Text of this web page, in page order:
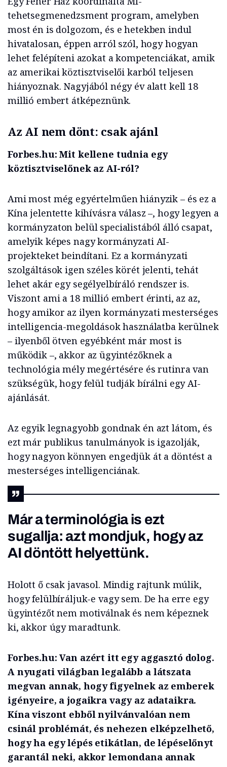
tehetsegmenedzsment program, amelyben
most én is dolgozom, és e hetekben indul
hivatalosan, éppen arról szól, hogy hogyan
lehet felépíteni azokat a kompetenciákat, amik
az amerikai köztisztviselői karból teljesen
hiányoznak. Nagyjából négy év alatt kell 18
millió embert átképeznünk.
Az AI nem dönt: csak ajánl
Forbes.hu: Mit kellene tudnia egy
köztisztviselőnek az AI-ról?
Ami most még egyértelműen hiányzik – és ez a
Kína jelentette kihívásra válasz –, hogy legyen a
kormányzaton belül specialistából álló csapat,
amelyik képes nagy kormányzati AI-
projekteket beindítani. Ez a kormányzati
szolgáltások igen széles körét jelenti, tehát
lehet akár egy segélyelbíráló rendszer is.
Viszont ami a 18 millió embert érinti, az az,
hogy amikor az ilyen kormányzati mesterséges
intelligencia-megoldások használatba kerülnek
– ilyenből ötven egyébként már most is
működik –, akkor az ügyintézőknek a
technológia mély megértésére és rutinra van
szükségük, hogy felül tudják bírálni egy AI-
ajánlását.
Az egyik legnagyobb gondnak én azt látom, és
ezt már publikus tanulmányok is igazolják,
hogy nagyon könnyen engedjük át a döntést a
mesterséges intelligenciának.
Már a terminológia is ezt
sugallja: azt mondjuk, hogy az
AI döntött helyettünk.
Holott ő csak javasol. Mindig rajtunk múlik,
hogy felülbíráljuk-e vagy sem. De ha erre egy
ügyintézőt nem motiválnak és nem képeznek
ki, akkor úgy maradtunk.
Forbes.hu: Van azért itt egy aggasztó dolog.
A nyugati világban legalább a látszata
megvan annak, hogy figyelnek az emberek
igényeire, a jogaikra vagy az adataikra.
Kína viszont ebből nyilvánvalóan nem
csinál problémát, és nehezen elképzelhető,
hogy ha egy lépés etikátlan, de lépéselőnyt
garantál neki, akkor lemondana annak